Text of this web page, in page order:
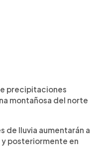
precipitaciones
montañosa del norte
de lluvia aumentarán a
posteriormente en